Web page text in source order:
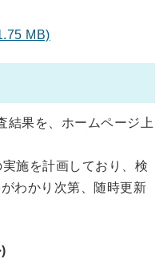
MB)
結果を、ホームページ上
施を計画しており、検
わかり次第、随時更新